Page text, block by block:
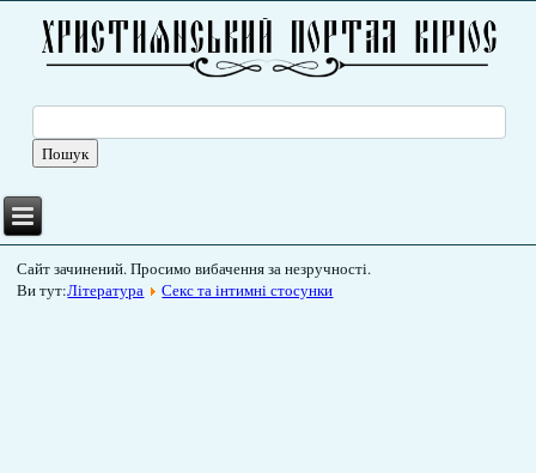
Сайт зачинений. Просимо вибачення за незручності.
Ви тут:Література Секс та інтимні стосунки